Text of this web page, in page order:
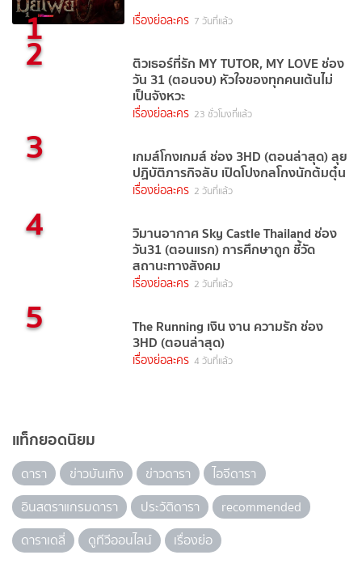
1 เรื่องย่อละคร 7 วันที่แล้ว
2 ติวเธอร์ที่รัก MY TUTOR, MY LOVE ช่อง
วัน 31 (ตอนจบ) หัวใจของทุกคนเต้นไม่
เป็นจังหวะ
เรื่องย่อละคร 23 ชั่วโมงที่แล้ว
3 เกมส์โกงเกมส์ ช่อง 3HD (ตอนล่าสุด) ลุย
ปฏิบัติภารกิจลับ เปิดโปงกลโกงนักต้มตุ๋น
เรื่องย่อละคร 2 วันที่แล้ว
4 วิมานอากาศ Sky Castle Thailand ช่อง
วัน31 (ตอนแรก) การศึกษาถูก ชี้วัด
สถานะทางสังคม
เรื่องย่อละคร 2 วันที่แล้ว
5 The Running เงิน งาน ความรัก ช่อง
3HD (ตอนล่าสุด)
เรื่องย่อละคร 4 วันที่แล้ว
แท็กยอดนิยม
ดารา ข่าวบันเทิง ข่าวดารา
ไอจีดารา
อินสตราแกรมดารา
ประวัติดารา
recommended
ดาราเดลี่
ดูทีวีออนไลน์ เรื่องย่อ